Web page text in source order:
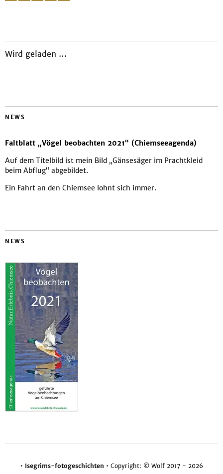
Wird geladen …
NEWS
Faltblatt „Vögel beobachten 2021“ (Chiemseeagenda)
Auf dem Titelbild ist mein Bild „Gänsesäger im Prachtkleid
beim Abflug“ abgebildet.
Ein Fahrt an den Chiemsee lohnt sich immer.
NEWS
• Isegrims-fotogeschichten • Copyright: © Wolf 2017 - 2026